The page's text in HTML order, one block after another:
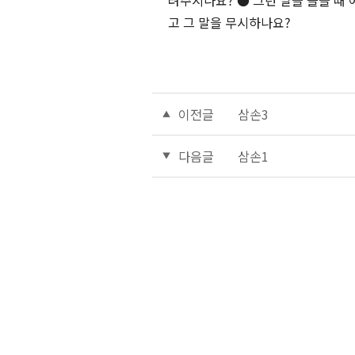
고 그 말을 무시하나요?
이전글 삼손3
다음글 삼손1